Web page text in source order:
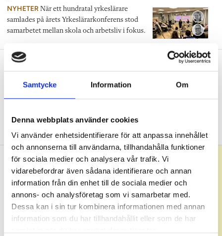
Samtycke Information Om
Denna webbplats använder cookies
Vi använder enhetsidentifierare för att anpassa innehållet
och annonserna till användarna, tillhandahålla funktioner
för sociala medier och analysera vår trafik. Vi
vidarebefordrar även sådana identifierare och annan
information från din enhet till de sociala medier och
annons- och analysföretag som vi samarbetar med.
Dessa kan i sin tur kombinera informationen med annan
information som du har tillhandahållit eller som de har
NYHETER När ett hundratal yrkeslärare
samlades på årets Yrkeslärarkonferens stod
samarbetet mellan skola och arbetsliv i fokus.
Influencers ska locka elever till
en ny humorserie där kända influencers testar